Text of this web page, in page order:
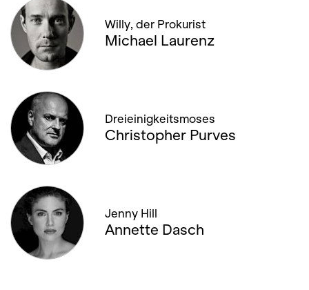
Willy, der Prokurist
Michael Laurenz
Dreieinigkeitsmoses
Christopher Purves
Jenny Hill
Annette Dasch